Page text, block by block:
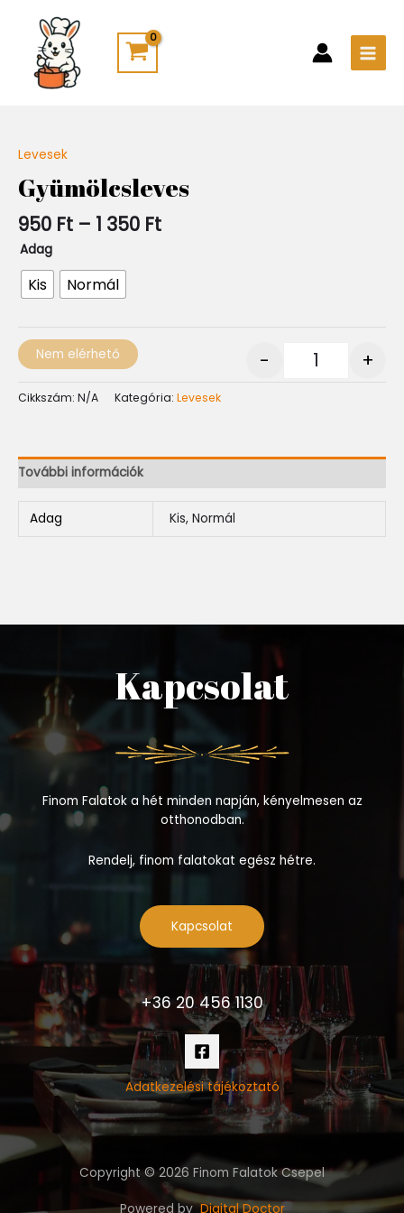
content
Levesek
Gyümölcsleves
950 Ft – 1 350 Ft
-
1
350 Ft
Adag
Kis Normál
- +
Nem elérhető
Cikkszám: N/A Kategória: Levesek
További információk
Adag Kis, Normál
Kapcsolat
Finom Falatok a hét minden napján, kényelmesen az
otthonodban.
Rendelj, finom falatokat egész hétre.
Kapcsolat
+36 20 456 1130
Adatkezelési tájékoztató
Copyright © 2026 Finom Falatok Csepel
Powered byDigital Doctor